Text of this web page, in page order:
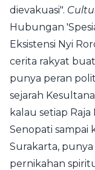
dievakuasi".
Hubungan
Eksistensi Nyi
cerita rakyat
punya peran
sejarah
kalau setiap
Senopati sampai
Surakarta,
pernikahan